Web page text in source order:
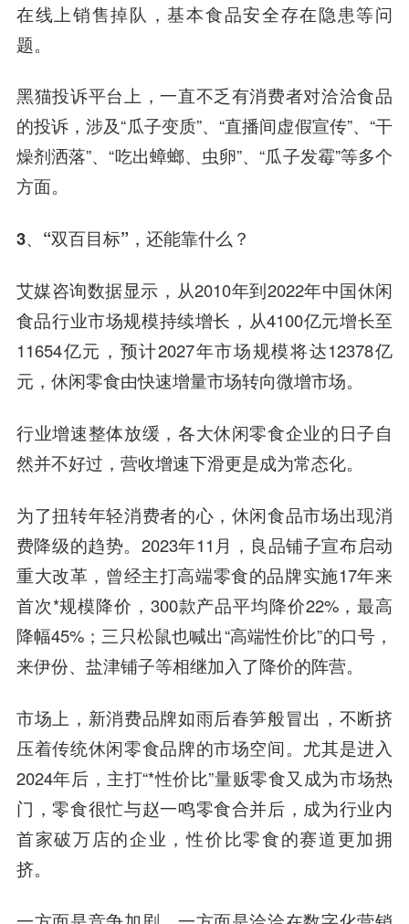
在线上销售掉队，基本食品安全存在隐患等问
题。
黑猫投诉平台上，一直不乏有消费者对洽洽食品
的投诉，涉及“瓜子变质”、“直播间虚假宣传”、“干
燥剂洒落”、“吃出蟑螂、虫卵”、“瓜子发霉”等多个
方面。
3、“双百目标”，还能靠什么？
艾媒咨询数据显示，从2010年到2022年中国休闲
食品行业市场规模持续增长，从4100亿元增长至
11654亿元，预计2027年市场规模将达12378亿
元，休闲零食由快速增量市场转向微增市场。
行业增速整体放缓，各大休闲零食企业的日子自
然并不好过，营收增速下滑更是成为常态化。
为了扭转年轻消费者的心，休闲食品市场出现消
费降级的趋势。2023年11月，良品铺子宣布启动
重大改革，曾经主打高端零食的品牌实施17年来
首次*规模降价，300款产品平均降价22%，最高
降幅45%；三只松鼠也喊出“高端性价比”的口号，
来伊份、盐津铺子等相继加入了降价的阵营。
市场上，新消费品牌如雨后春笋般冒出，不断挤
压着传统休闲零食品牌的市场空间。尤其是进入
2024年后，主打“*性价比”量贩零食又成为市场热
门，零食很忙与赵一鸣零食合并后，成为行业内
首家破万店的企业，性价比零食的赛道更加拥
挤。